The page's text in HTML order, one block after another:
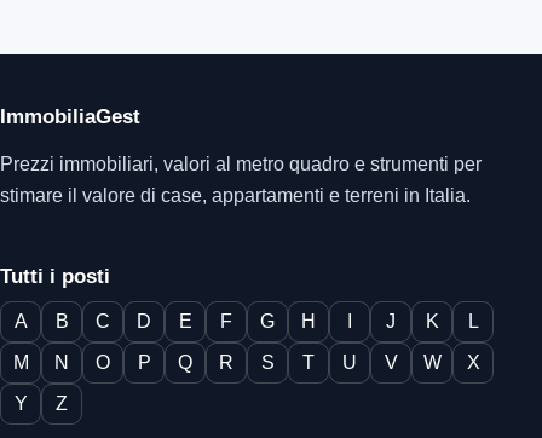
ImmobiliaGest
Prezzi immobiliari, valori al metro quadro e strumenti per
stimare il valore di case, appartamenti e terreni in Italia.
Tutti i posti
A B C D E F G H J K
L
M
N O P Q R S T U V W
X
Y
Z